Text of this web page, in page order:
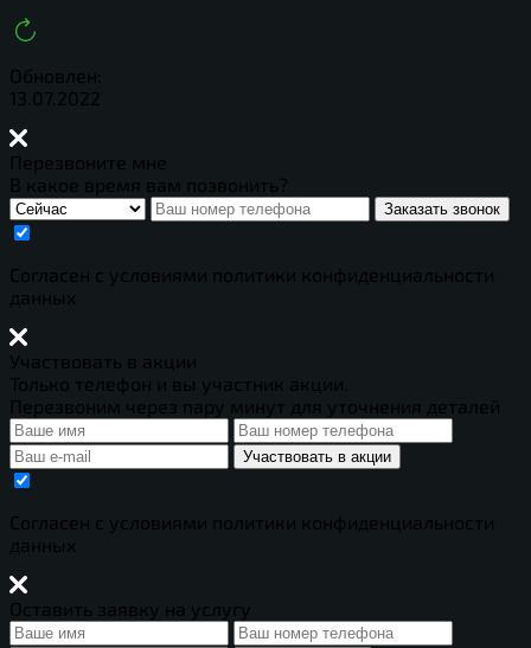
Обновлен:
13.07.2022
Перезвоните мне
В какое время вам позвонить?
Заказать звонок
Cогласен с условиями политики конфиденциальности
данных
Участвовать в акции
Только телефон и вы участник акции.
Перезвоним через пару минут для уточнения деталей
Участвовать в акции
Cогласен с условиями политики конфиденциальности
данных
Оставить заявку на услугу